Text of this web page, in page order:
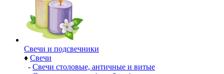
Свечи и подсвечники
♦ Свечи
- Свечи столовые, античные и витые